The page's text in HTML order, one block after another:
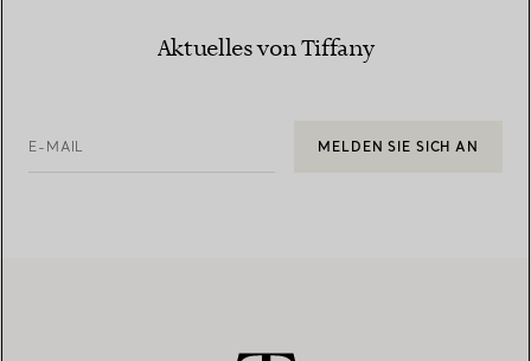
Aktuelles von Tiffany
E-MAIL MELDEN SIE SICH AN